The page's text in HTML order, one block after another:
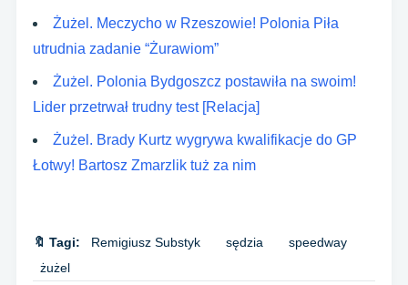
Żużel. Meczycho w Rzeszowie! Polonia Piła
utrudnia zadanie “Żurawiom”
Żużel. Polonia Bydgoszcz postawiła na swoim!
Lider przetrwał trudny test [Relacja]
Żużel. Brady Kurtz wygrywa kwalifikacje do GP
Łotwy! Bartosz Zmarzlik tuż za nim
🔖 Tagi: Remigiusz Substyk sędzia
speedway
żużel